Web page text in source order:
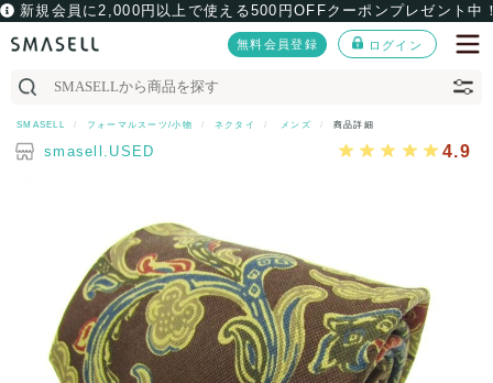
新規会員に2,000円以上で使える500円OFFクーポンプレゼント中
無料会員登録 ログイン
SMASELL フォーマルスーツ/小物 ネクタイ メンズ 商品詳細
smasell.USED 4.9